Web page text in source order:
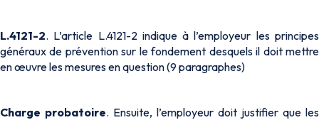
L.4121-2. L’article L.4121-2 indique à l’employeur les principes
généraux de prévention sur le fondement desquels il doit mettre
en œuvre les mesures en question (9 paragraphes)
Charge probatoire. Ensuite, l’employeur doit justifier que les